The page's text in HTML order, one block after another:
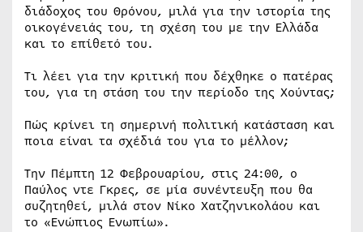
διάδοχος του Θρόνου, μιλά για την ιστορία της
οικογένειάς του, τη σχέση του με την Ελλάδα
και το επίθετό του.
Τι λέει για την κριτική που δέχθηκε ο πατέρας
του, για τη στάση του την περίοδο της Χούντας;
Πώς κρίνει τη σημερινή πολιτική κατάσταση και
ποια είναι τα σχέδιά του για το μέλλον;
Την Πέμπτη 12 Φεβρουαρίου, στις 24:00, ο
Παύλος ντε Γκρες, σε μία συνέντευξη που θα
συζητηθεί, μιλά στον Νίκο Χατζηνικολάου και
το «Ενώπιος Ενωπίω».